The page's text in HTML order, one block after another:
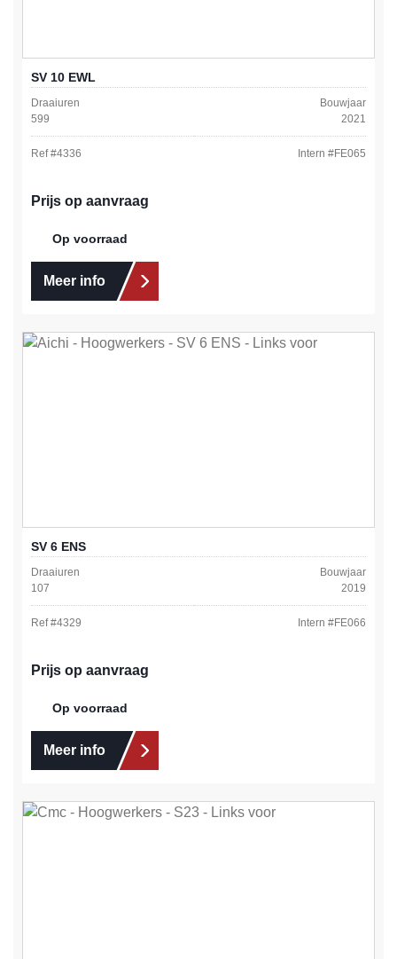
SV 10 EWL
Draaiuren
599
Bouwjaar
2021
Ref #4336 Intern #FE065
Prijs op aanvraag
Op voorraad
Meer info
SV 6 ENS
Draaiuren
107
Bouwjaar
2019
Ref #4329 Intern #FE066
Prijs op aanvraag
Op voorraad
Meer info